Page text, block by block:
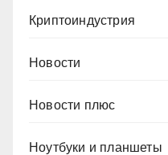
Криптоиндустрия
Новости
Новости плюс
Ноутбуки и планшеты